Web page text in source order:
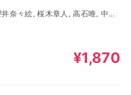
¥1,870